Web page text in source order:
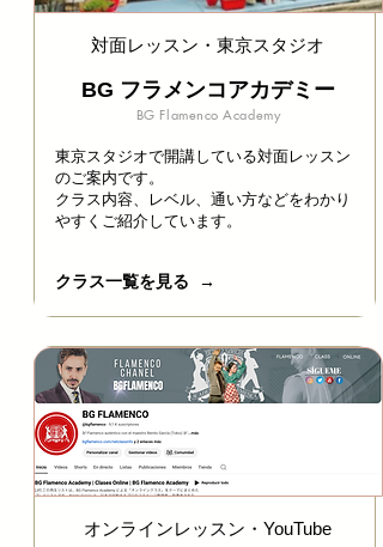
​対面レッスン・東京スタジオ
BG フラメンコアカデミー
BG Flamenco Academy
東京スタジオで開講している対面レッスン
のご案内です。
クラス内容、レベル、通い方などをわかり
やすくご紹介しています。​
クラス一覧を見る →
オンラインレッスン・YouTube